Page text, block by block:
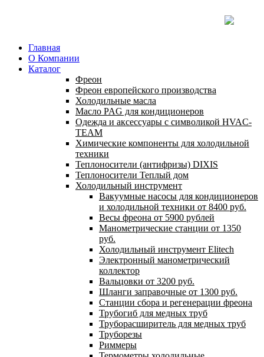
Главная
О Компании
Каталог
Фреон
Фреон европейского производства
Холодильные масла
Масло PAG для кондиционеров
Одежда и аксессуары с символикой HVAC-
TEAM
Химические компоненты для холодильной
техники
Теплоносители (антифризы) DIXIS
Теплоносители Теплый дом
Холодильный инструмент
Вакуумные насосы для кондиционеров
и холодильной техники от 8400 руб.
Весы фреона от 5900 рублей
Манометрические станции от 1350
руб.
Холодильный инструмент Elitech
Электронный манометрический
коллектор
Вальцовки от 3200 руб.
Шланги заправочные от 1300 руб.
Станции сбора и регенерации фреона
Трубогиб для медных труб
Труборасширитель для медных труб
Труборезы
Риммеры